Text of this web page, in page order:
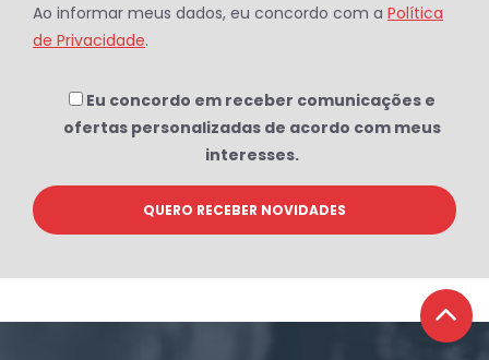
Ao informar meus dados, eu concordo com a Política
de Privacidade.
Eu concordo em receber comunicações e
ofertas personalizadas de acordo com meus
interesses.